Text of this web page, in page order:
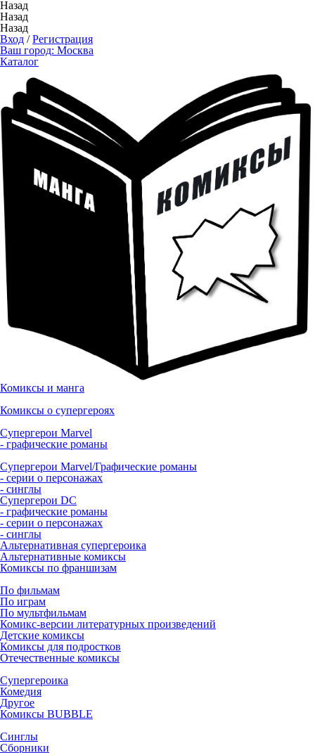
Назад
Назад
Назад
Вход /Регистрация
Ваш город: Москва
Каталог
Комиксы и манга
Комиксы о супергероях
Супергерои Marvel
- графические романы
Супергерои Marvel/Графические романы
- серии о персонажах
- синглы
Супергерои DC
- графические романы
- серии о персонажах
- синглы
Альтернативная супергероика
Альтернативные комиксы
Комиксы по франшизам
По фильмам
По играм
По мультфильмам
Комикс-версии литературных произведений
Детские комиксы
Комиксы для подростков
Отечественные комиксы
Супергероика
Комедия
Другое
Комиксы BUBBLE
Синглы
Сборники